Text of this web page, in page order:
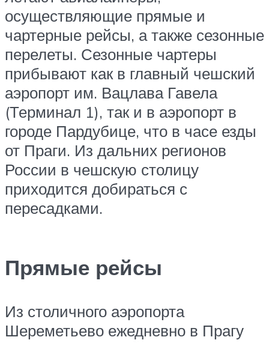
осуществляющие прямые и
чартерные рейсы, а также сезонные
перелеты. Сезонные чартеры
прибывают как в главный чешский
аэропорт им. Вацлава Гавела
(Терминал 1), так и в аэропорт в
городе Пардубице, что в часе езды
от Праги. Из дальних регионов
России в чешскую столицу
приходится добираться с
пересадками.
Прямые рейсы
Из столичного аэропорта
Шереметьево ежедневно в Прагу